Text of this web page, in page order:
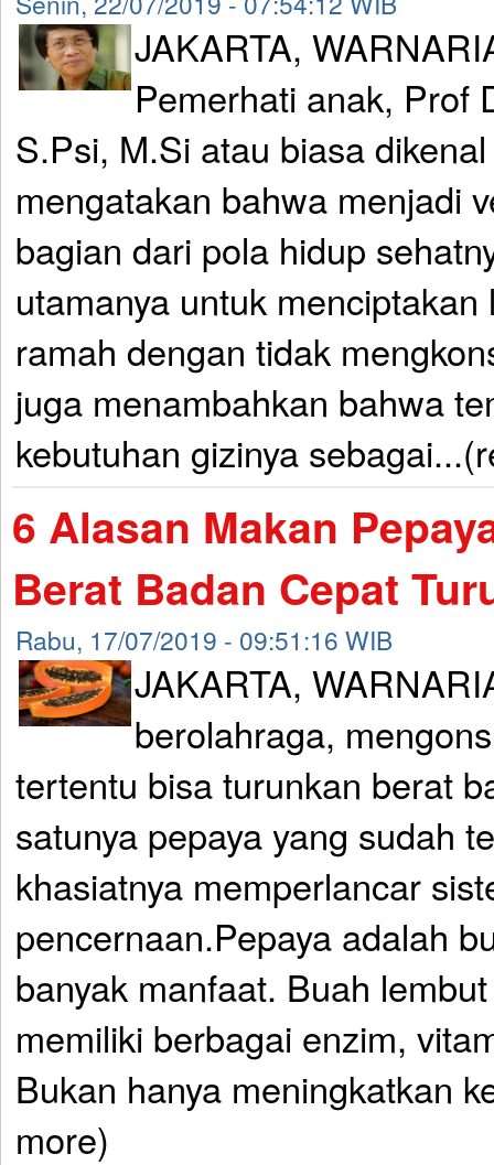
JAKARTA,
Pemerhati anak, Prof
S.Psi, M.Si atau biasa
mengatakan bahwa menjadi
bagian dari pola hidup
utamanya untuk
ramah dengan tidak
juga menambahkan bahwa
kebutuhan gizinya
6 Alasan Makan
Berat Badan Cepat
Rabu, 17/07/2019 - 09:51:16 WIB
JAKARTA,
berolahraga,
tertentu bisa turunkan berat
satunya pepaya yang sudah
khasiatnya memperlancar
pencernaan.Pepaya adalah
banyak manfaat. Buah
memiliki berbagai enzim,
Bukan hanya meningkatkan
more)